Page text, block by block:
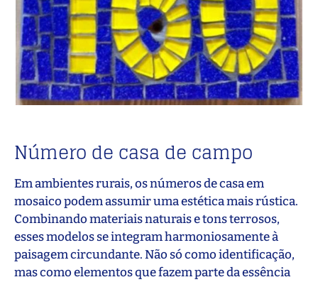
Número de casa de campo
Em ambientes rurais, os números de casa em
mosaico podem assumir uma estética mais rústica.
Combinando materiais naturais e tons terrosos,
esses modelos se integram harmoniosamente à
paisagem circundante. Não só como identificação,
mas como elementos que fazem parte da essência